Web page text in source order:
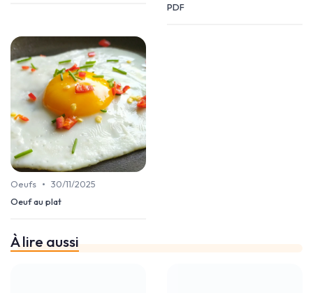
PDF
Oeufs • 30/11/2025
Oeuf au plat
À lire aussi